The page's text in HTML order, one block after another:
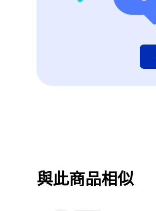
與此商品相似